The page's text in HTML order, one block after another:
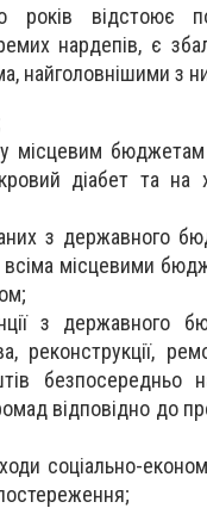
відстоює
нардепів, є
найголовнішими з
місцевим
діабет та на
з державного
всіма місцевими
з державного
реконструкції,
безпосередньо
відповідно до
соціально-